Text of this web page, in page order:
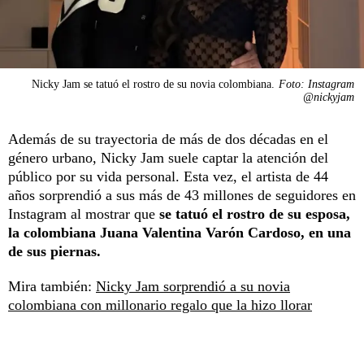
Nicky Jam se tatuó el rostro de su novia colombiana.
Foto: Instagram
@nickyjam
Además de su trayectoria de más de dos décadas en el
género urbano, Nicky Jam suele captar la atención del
público por su vida personal. Esta vez, el artista de 44
años sorprendió a sus más de 43 millones de seguidores en
Instagram al mostrar que se tatuó el rostro de su esposa,
la colombiana Juana Valentina Varón Cardoso, en una
de sus piernas.
Mira también: Nicky Jam sorprendió a su novia
colombiana con millonario regalo que la hizo llorar